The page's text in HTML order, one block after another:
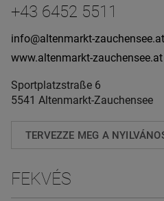
+43 6452 5511
info@altenmarkt-zauchensee.at
www.altenmarkt-zauchensee.at
Sportplatzstraße 6
5541 Altenmarkt-Zauchensee
TERVEZZE MEG A
FEKVÉS